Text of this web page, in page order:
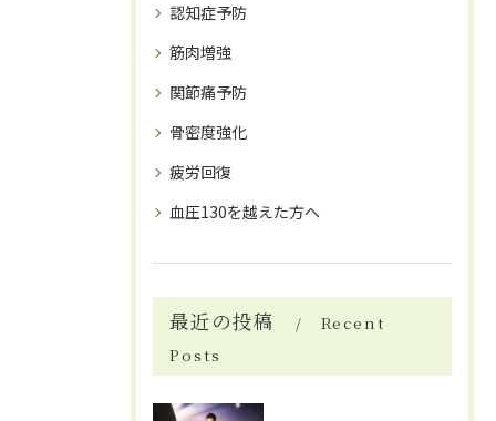
認知症予防
筋肉増強
関節痛予防
骨密度強化
疲労回復
血圧130を越えた方へ
最近の投稿
Recent
Posts